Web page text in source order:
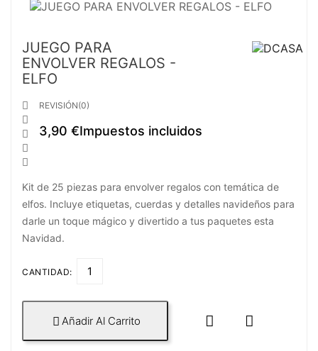
JUEGO PARA
ENVOLVER REGALOS -
ELFO





REVISIÓN(0)
3,90 €Impuestos incluidos
Kit de 25 piezas para envolver regalos con temática de
elfos. Incluye etiquetas, cuerdas y detalles navideños para
darle un toque mágico y divertido a tus paquetes esta
Navidad.
CANTIDAD:
 Añadir Al Carrito  